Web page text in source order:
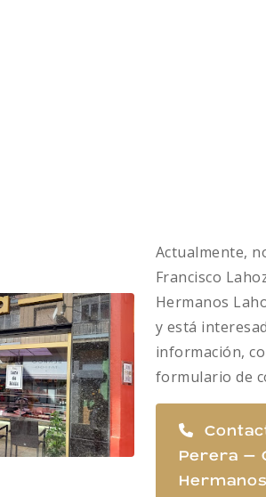
Actualmente,
Francisco
Hermanos
y está
información,
formulario de
Perera –